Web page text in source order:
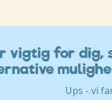
vigtig for
Ups - vi